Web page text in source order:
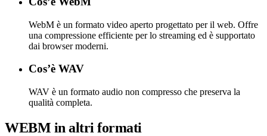
WebM è un formato video aperto progettato per il web. Offre
una compressione efficiente per lo streaming ed è supportato
dai browser moderni.
Cos’è WAV
WAV è un formato audio non compresso che preserva la
qualità completa.
WEBM in altri formati